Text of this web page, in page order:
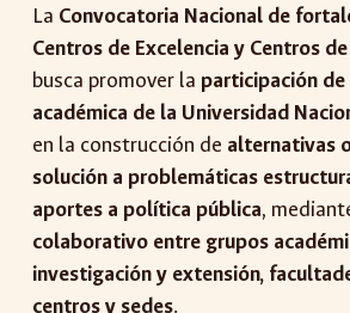
La Convocatoria Nacional de
Centros de Excelencia y Centros
busca promover la participación
académica de la Universidad
en la construcción de alternativas
solución a problemáticas
aportes a política pública,
colaborativo entre grupos
investigación y extensión,
centros y sedes.